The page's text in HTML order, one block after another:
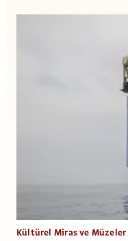
Kültürel Miras ve Müzeler